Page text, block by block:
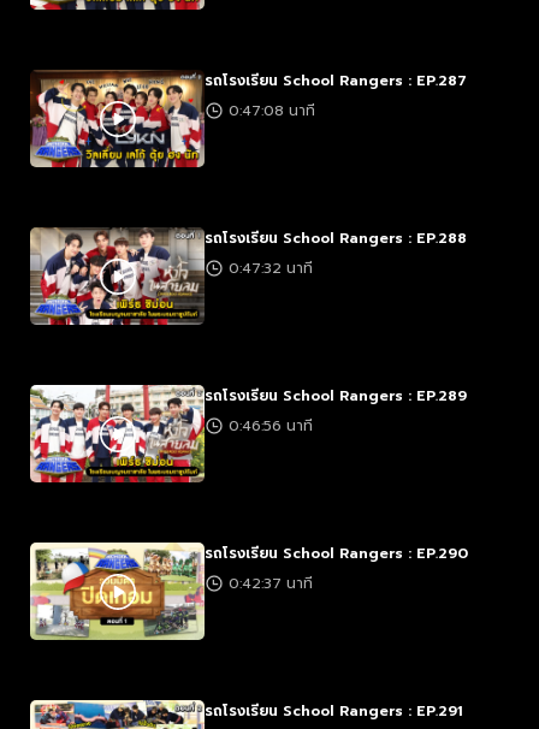
รถโรงเรียน School Rangers : EP.287
0:47:08 นาที
รถโรงเรียน School Rangers : EP.288
0:47:32 นาที
รถโรงเรียน School Rangers : EP.289
0:46:56 นาที
รถโรงเรียน School Rangers : EP.290
0:42:37 นาที
รถโรงเรียน School Rangers : EP.291